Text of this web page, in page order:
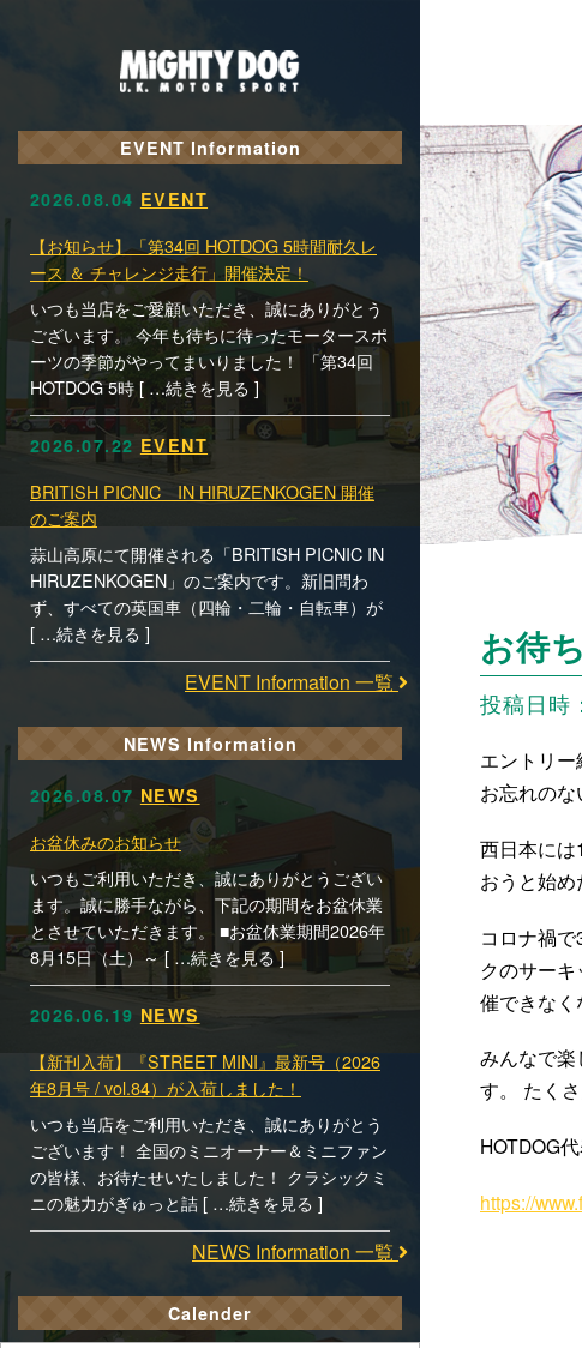
EVENT Information
2026.08.04 EVENT
【お知らせ】「第34回 HOTDOG 5時間耐久レ
ース ＆ チャレンジ走行」開催決定！
いつも当店をご愛顧いただき、誠にありがとう
ございます。 今年も待ちに待ったモータースポ
ーツの季節がやってまいりました！ 「第34回
HOTDOG 5時 [ …続きを見る ]
2026.07.22 EVENT
BRITISH PICNIC IN HIRUZENKOGEN 開催
のご案内
蒜山高原にて開催される「BRITISH PICNIC IN
HIRUZENKOGEN」のご案内です。新旧問わ
ず、すべての英国車（四輪・二輪・自転車）が
[ …続きを見る ]
EVENT Information 一覧
NEWS Information
2026.08.07 NEWS
お盆休みのお知らせ
いつもご利用いただき、誠にありがとうござい
ます。誠に勝手ながら、下記の期間をお盆休業
とさせていただきます。 ■お盆休業期間2026年
8月15日（土）～ [ …続きを見る ]
2026.06.19 NEWS
【新刊入荷】『STREET MINI』最新号（2026
年8月号 / vol.84）が入荷しました！
いつも当店をご利用いただき、誠にありがとう
ございます！ 全国のミニオーナー＆ミニファン
の皆様、お待たせいたしました！ クラシックミ
ニの魅力がぎゅっと詰 [ …続きを見る ]
NEWS Information 一覧
Calender
お待
投稿日時
エントリー
お忘れの
西日本には
おうと始め
コロナ禍
クのサー
催できなく
みんなで
す。 たく
HOTDOG
https://